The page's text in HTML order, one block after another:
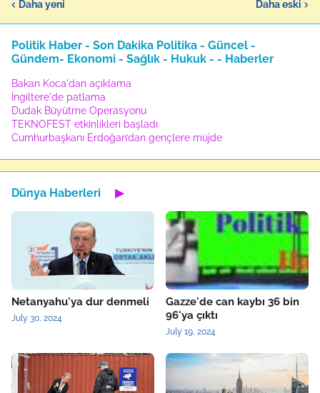
Daha yeni Daha eski
Politik Haber - Son Dakika Politika - Güncel -
Gündem- Ekonomi - Sağlık - Hukuk - - Haberler
Bakan Koca'dan açıklama
İngiltere'de patlama
Dudak Büyütme Operasyonu
TEKNOFEST etkinlikleri başladı
Cumhurbaşkanı Erdoğan’dan gençlere müjde
Dünya Haberleri ▶
Netanyahu'ya dur denmeli
July 30, 2024
Gazze'de can kaybı 36 bin
96'ya çıktı
July 19, 2024